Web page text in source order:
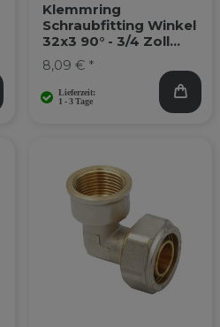
Klemmring
Schraubfitting Winkel
32x3 90° - 3/4 Zoll
Innengewinde
8,09 € *